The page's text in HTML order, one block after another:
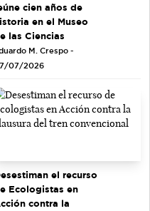
cien años de
en el Museo
las Ciencias
M. Crespo -
07/2026
el recurso
Ecologistas en
contra la